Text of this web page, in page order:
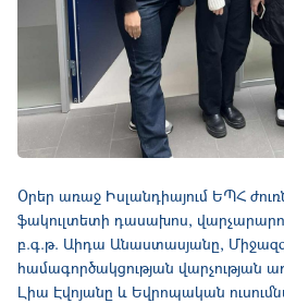
Օրեր առաջ Իսլանդիայում ԵՊՀ
ֆակուլտետի դասախոս,
բ.գ.թ. Աիդա Անաստասյանը,
համագործակցության
Լիա Էվոյանը և Եվրոպական